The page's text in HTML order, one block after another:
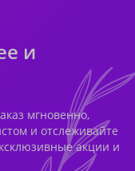
и
мгновенно,
и отслеживайте
акции и